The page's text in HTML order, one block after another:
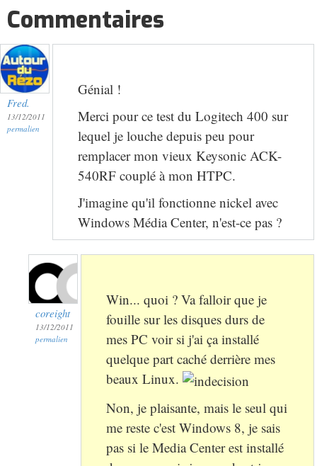
Commentaires
Fred.
13/12/2011
permalien
Génial !
Merci pour ce test du Logitech 400 sur
lequel je louche depuis peu pour
remplacer mon vieux Keysonic ACK-
540RF couplé à mon HTPC.
J'imagine qu'il fonctionne nickel avec
Windows Média Center, n'est-ce pas ?
coreight
13/12/2011
permalien
Win... quoi ? Va falloir que je
fouille sur les disques durs de
mes PC voir si j'ai ça installé
quelque part caché derrière mes
beaux Linux.
Non, je plaisante, mais le seul qui
me reste c'est Windows 8, je sais
pas si le Media Center est installé